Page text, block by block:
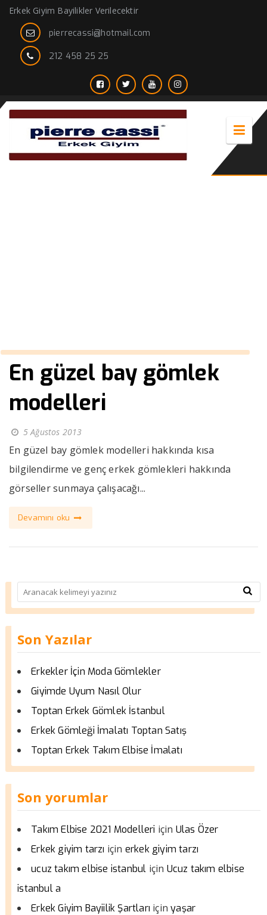
Erkek Giyim Bayilikler Verilecektir
pierrecassi@hotmail.com
212 458 25 25
En güzel bay gömlek
modelleri
5 Ağustos 2013
En güzel bay gömlek modelleri hakkında kısa
bilgilendirme ve genç erkek gömlekleri hakkında
görseller sunmaya çalışacağı...
Devamını oku
Son Yazılar
Erkekler İçin Moda Gömlekler
Giyimde Uyum Nasıl Olur
Toptan Erkek Gömlek İstanbul
Erkek Gömleği İmalatı Toptan Satış
Toptan Erkek Takım Elbise İmalatı
Son yorumlar
Takım Elbise 2021 Modelleri için Ulas Özer
Erkek giyim tarzı için erkek giyim tarzı
ucuz takım elbise istanbul için Ucuz takım elbise
istanbul a
Erkek Giyim Bayiilik Şartları içinyaşar